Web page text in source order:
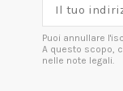
Puoi annullare
A questo scopo,
nelle note legali.